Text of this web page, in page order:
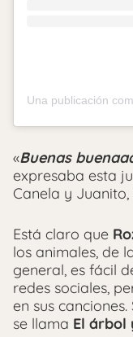
«Buenas
expresaba esta
Canela y Juanito,
Está claro que
los animales, de
general, es fácil
redes sociales,
en sus
se llama El árbol